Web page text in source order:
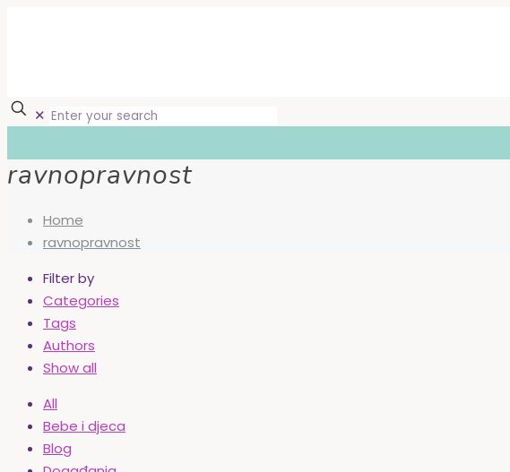
✕
ravnopravnost
Home
ravnopravnost
Filter by
Categories
Tags
Authors
Show all
All
Bebe i djeca
Blog